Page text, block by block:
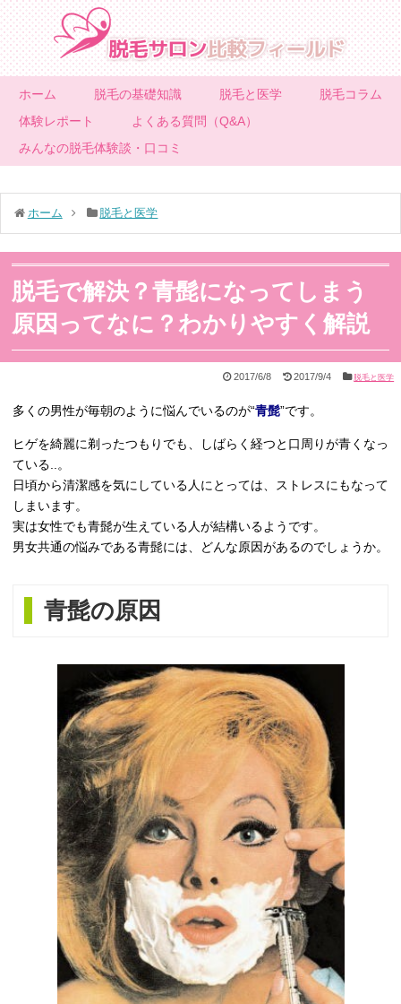
ホーム 脱毛の基礎知識 脱毛と医学
脱毛コラム
体験レポート
よくある質問（Q&A）
みんなの脱毛体験談・口コミ
ホーム 脱毛と医学
脱毛で解決？青髭になってしまう
原因ってなに？わかりやすく解説
2017/6/8 2017/9/4 脱毛と医学
多くの男性が毎朝のように悩んでいるのが“青髭”です。
ヒゲを綺麗に剃ったつもりでも、しばらく経つと口周りが青くなっ
ている..。
日頃から清潔感を気にしている人にとっては、ストレスにもなって
しまいます。
実は女性でも青髭が生えている人が結構いるようです。
男女共通の悩みである青髭には、どんな原因があるのでしょうか。
青髭の原因